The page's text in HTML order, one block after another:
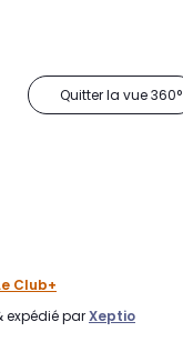
Quitter la vue 360°
Club+
expédié parXeptio